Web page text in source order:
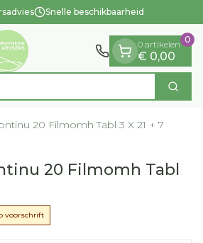
Snelle beschikbaarheid
Zoek
0 artikelen
€ 0,00
0
20 Filmomh Tabl 3 X 21 + 7
20 Filmomh Tabl
voorschrift